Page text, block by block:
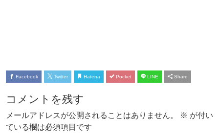
Facebook Twitter Hatena Pocket LINE Share
コメントを残す
メールアドレスが公開されることはありません。 ※ が付い
ている欄は必須項目です